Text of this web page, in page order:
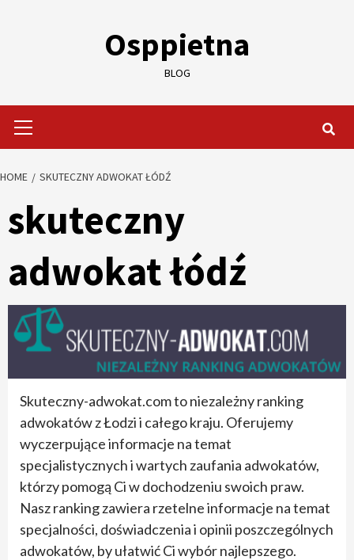
Osppietna
BLOG
Menu
HOME SKUTECZNY ADWOKAT ŁÓDŹ
skuteczny
adwokat łódź
Skuteczny-adwokat.com to niezależny ranking
adwokatów z Łodzi i całego kraju. Oferujemy
wyczerpujące informacje na temat
specjalistycznych i wartych zaufania adwokatów,
którzy pomogą Ci w dochodzeniu swoich praw.
Nasz ranking zawiera rzetelne informacje na temat
specjalności, doświadczenia i opinii poszczególnych
adwokatów, by ułatwić Ci wybór najlepszego.